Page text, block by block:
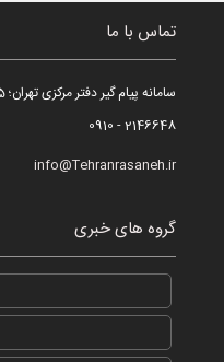
تماس با ما
2146648 - 0910
info@Tehranrasaneh.ir
گروه های خبری